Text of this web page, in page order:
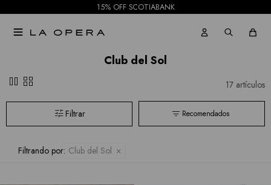
15% OFF SCOTIABANK

Club del Sol
pause grid_view 17 artículos
Recomendados
Filtrando por: Club del Sol